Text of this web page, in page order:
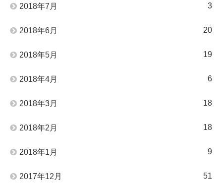
2018年7月 3
2018年6月 20
2018年5月 19
2018年4月 6
2018年3月 18
2018年2月 18
2018年1月 9
2017年12月 51